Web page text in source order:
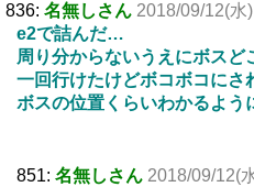
836: 名無しさん 2018/09/12(水
e2で詰んだ…
周り分からないうえにボスど
一回行けたけどボコボコにさ
ボスの位置くらいわかるよう
851: 名無しさん 2018/09/12(